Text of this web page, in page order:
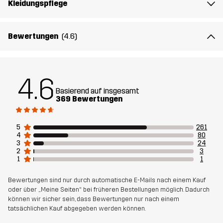
Futter 1
Membran
Wassersäule: 20 000 mm
Nachhaltigkeit Recycelte Bestandteile
Entworfen für ALPINSKI
Artikelnummer 10742_2877
Kleidungspflege
Bewertungen (4.6)
4.6 Basierend auf insgesamt
369 Bewertungen
5
261
4
80
3
24
2
3
1
1
Bewertungen sind nur durch automatische E-Mails nach einem Kauf
oder über „Meine Seiten“ bei früheren Bestellungen möglich. Dadurch
können wir sicher sein, dass Bewertungen nur nach einem
tatsächlichen Kauf abgegeben werden können.